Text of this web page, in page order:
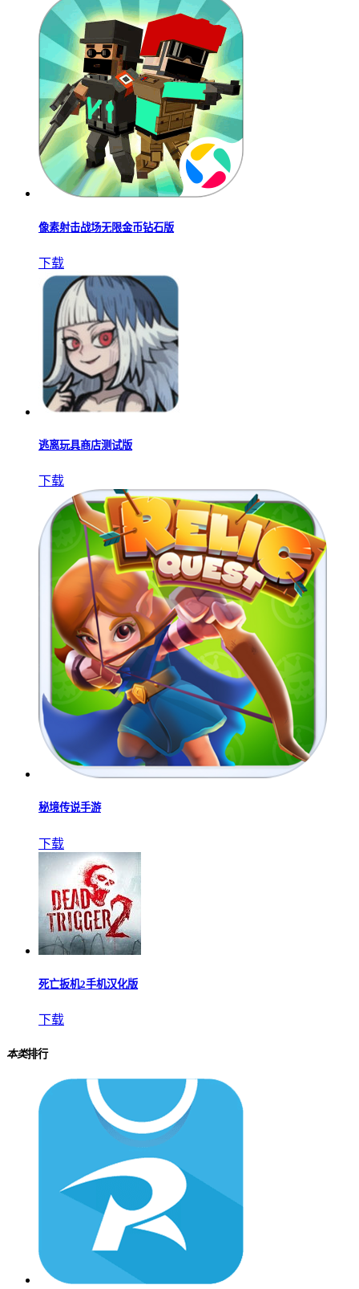
像素射击战场无限金币钻石版
下载
逃离玩具商店测试版
下载
秘境传说手游
下载
死亡扳机2手机汉化版
下载
本类排行